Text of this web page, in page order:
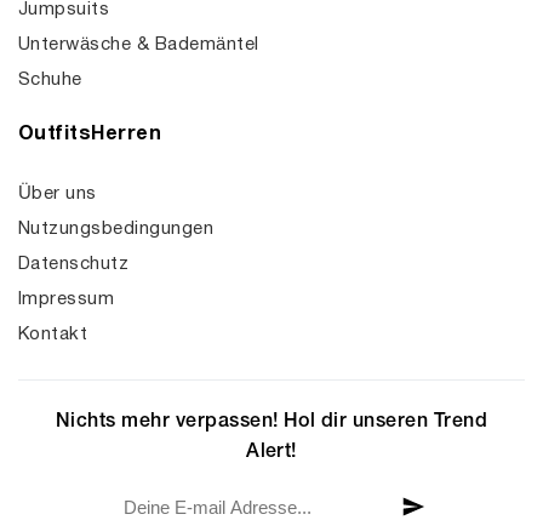
Jumpsuits
Unterwäsche & Bademäntel
Schuhe
OutfitsHerren
Über uns
Nutzungsbedingungen
Datenschutz
Impressum
Kontakt
Nichts mehr verpassen! Hol dir unseren Trend
Alert!